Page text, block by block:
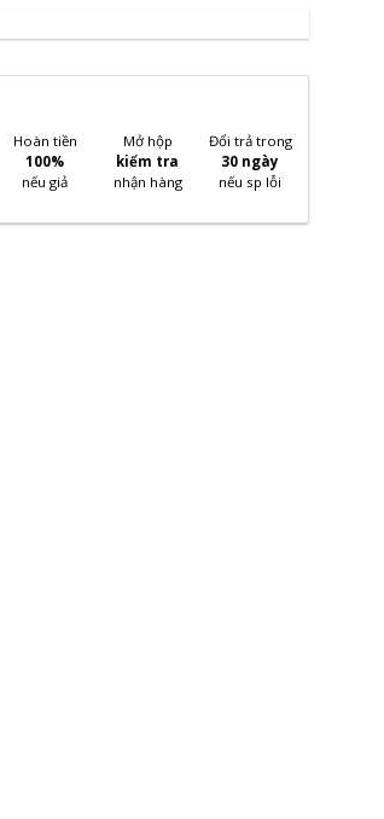
Hoàn tiền
100%
nếu giả
Mở hộp
kiểm tra
nhận hàng
Đổi trả trong
30 ngày
nếu sp lỗi